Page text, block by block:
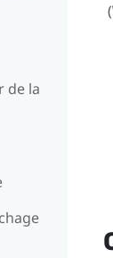
de la
(